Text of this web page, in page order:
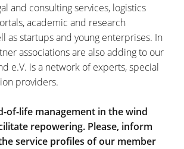
and consulting services, logistics
academic and research
as startups and young enterprises. In
associations are also adding to our
e.V. is a network of experts, special
providers.
of-life management in the wind
repowering. Please, inform
service profiles of our member